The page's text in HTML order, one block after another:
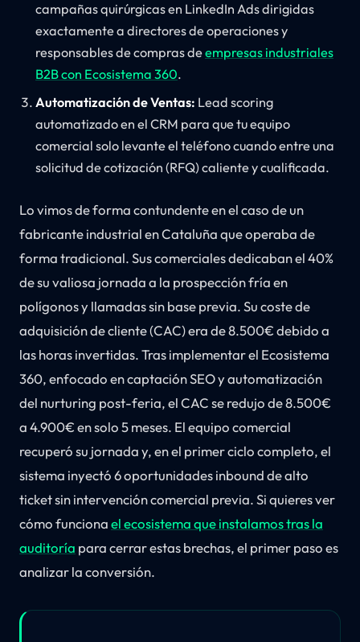
campañas quirúrgicas en LinkedIn Ads dirigidas
exactamente a directores de operaciones y
responsables de compras deempresas industriales
B2B con Ecosistema 360.
Automatización de Ventas: Lead scoring
automatizado en el CRM para que tu equipo
comercial solo levante el teléfono cuando entre una
solicitud de cotización (RFQ) caliente y cualificada.
Lo vimos de forma contundente en el caso de un
fabricante industrial en Cataluña que operaba de
forma tradicional. Sus comerciales dedicaban el 40%
de su valiosa jornada a la prospección fría en
polígonos y llamadas sin base previa. Su coste de
adquisición de cliente (CAC) era de 8.500€ debido a
las horas invertidas. Tras implementar el Ecosistema
360, enfocado en captación SEO y automatización
del nurturing post-feria, el CAC se redujo de 8.500€
a 4.900€ en solo 5 meses. El equipo comercial
recuperó su jornada y, en el primer ciclo completo, el
sistema inyectó 6 oportunidades inbound de alto
ticket sin intervención comercial previa. Si quieres ver
cómo funcionael ecosistema que instalamos tras la
auditoría para cerrar estas brechas, el primer paso es
analizar la conversión.